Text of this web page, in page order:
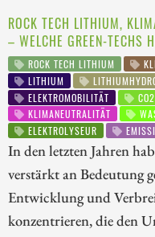
ROCK TECH LITHIUM,
– WELCHE GREEN-TECHS
ROCK TECH LITHIUM
LITHIUM
ELEKTROMOBILITÄT
KLIMANEUTRALITÄT
ELEKTROLYSEUR
In den letzten Jahren
verstärkt an Bedeutung
Entwicklung und
konzentrieren, die den